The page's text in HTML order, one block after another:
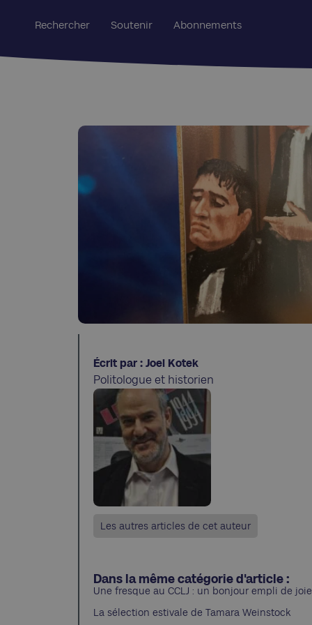
Rechercher Soutenir Abonnements
Écrit par : Joel Kotek
Politologue et historien
Les autres articles de cet auteur
Dans la même catégorie d'article :
Une fresque au CCLJ : un bonjour empli de joie
La sélection estivale de Tamara Weinstock